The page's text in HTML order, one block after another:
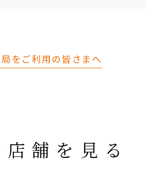
をご利用の皆さまへ
舗を見る